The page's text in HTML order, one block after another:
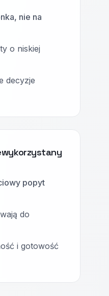
nie na
o niskiej
decyzje
popyt
do
i gotowość